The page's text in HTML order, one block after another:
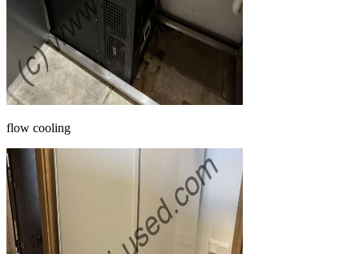
flow cooling